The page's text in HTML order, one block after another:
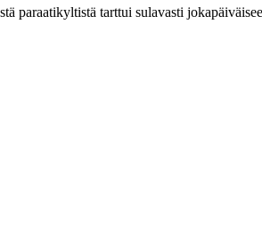
paraatikyltistä tarttui sulavasti